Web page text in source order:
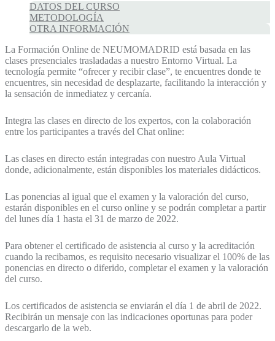
DATOS DEL CURSO
METODOLOGÍA
OTRA INFORMACIÓN
La Formación Online de NEUMOMADRID está basada en las
clases presenciales trasladadas a nuestro Entorno Virtual. La
tecnología permite “ofrecer y recibir clase”, te encuentres donde te
encuentres, sin necesidad de desplazarte, facilitando la interacción y
la sensación de inmediatez y cercanía.
Integra las clases en directo de los expertos, con la colaboración
entre los participantes a través del Chat online:
Las clases en directo están integradas con nuestro Aula Virtual
donde, adicionalmente, están disponibles los materiales didácticos.
Las ponencias al igual que el examen y la valoración del curso,
estarán disponibles en el curso online y se podrán completar a partir
del lunes día 1 hasta el 31 de marzo de 2022.
Para obtener el certificado de asistencia al curso y la acreditación
cuando la recibamos, es requisito necesario visualizar el 100% de las
ponencias en directo o diferido, completar el examen y la valoración
del curso.
Los certificados de asistencia se enviarán el día 1 de abril de 2022.
Recibirán un mensaje con las indicaciones oportunas para poder
descargarlo de la web.